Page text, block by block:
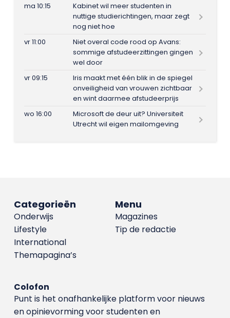
ma 10:15
Kabinet wil meer studenten in
nuttige studierichtingen, maar zegt
nog niet hoe
vr 11:00
Niet overal code rood op Avans:
sommige afstudeerzittingen gingen
wel door
vr 09:15
Iris maakt met één blik in de spiegel
onveiligheid van vrouwen zichtbaar
en wint daarmee afstudeerprijs
wo 16:00
Microsoft de deur uit? Universiteit
Utrecht wil eigen mailomgeving
Menu
Magazines
Tip de redactie
Categorieën
Onderwijs
Lifestyle
International
Themapagina’s
Colofon
Punt is het onafhankelijke platform voor nieuws
en opinievorming voor studenten en